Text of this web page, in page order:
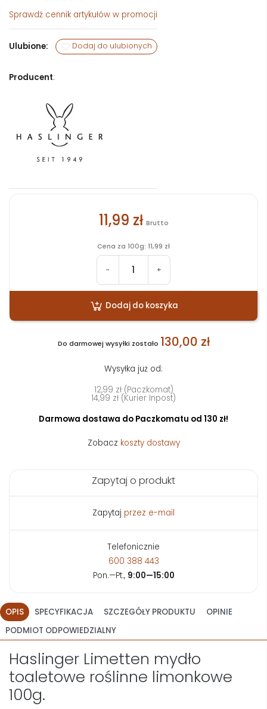
Sprawdź cennik artykułów w promocji
Ulubione: Dodaj do ulubionych
Producent:
11,99 zł Brutto
Cena za 100g: 11,99 zł
- +
Dodaj do koszyka
Do darmowej wysyłki zostało 130,00 zł
Wysyłka już od:
12,99 zł (Paczkomat)
14,99 zł (Kurier Inpost)
Darmowa dostawa do Paczkomatu od 130 zł!
Zobacz koszty dostawy
Zapytaj o produkt
Zapytaj przez e-mail
Telefonicznie
600 388 443
Pon.—Pt., 9:00—15:00
OPIS SPECYFIKACJA SZCZEGÓŁY PRODUKTU
OPINIE
PODMIOT ODPOWIEDZIALNY
Haslinger Limetten mydło
toaletowe roślinne limonkowe
100g.